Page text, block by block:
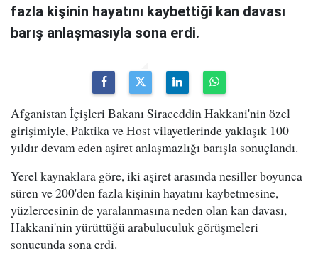
fazla kişinin hayatını kaybettiği kan davası
barış anlaşmasıyla sona erdi.
Afganistan İçişleri Bakanı Siraceddin Hakkani'nin özel
girişimiyle, Paktika ve Host vilayetlerinde yaklaşık 100
yıldır devam eden aşiret anlaşmazlığı barışla sonuçlandı.
Yerel kaynaklara göre, iki aşiret arasında nesiller boyunca
süren ve 200'den fazla kişinin hayatını kaybetmesine,
yüzlercesinin de yaralanmasına neden olan kan davası,
Hakkani'nin yürüttüğü arabuluculuk görüşmeleri
sonucunda sona erdi.